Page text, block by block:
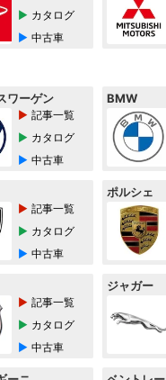
カタログ
中古車
ワーゲン
記事一覧
カタログ
中古車
BMW
記事一覧
カタログ
中古車
ポルシェ
記事一覧
カタログ
中古車
ジャガー